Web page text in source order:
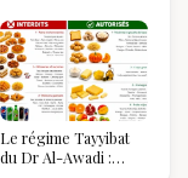
Le régime Tayyibat
du Dr Al-Awadi :